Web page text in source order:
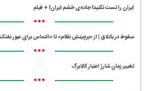
ایران را تست نکنید! جاده‌ی خشم ایران! + فیلم
•••
سقوط در باتلاق | از «برچینش نظام» تا «التماس برای عبور
•••
تغییر زمان شارژ اعتبار کالابرگ
•••